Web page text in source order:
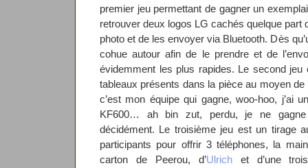
premier jeu permettant de gagner un
retrouver deux logos LG cachés quelque part
photo et de les envoyer via Bluetooth. Dès
cohue autour afin de le prendre et de
évidemment les plus rapides. Le second jeu
tableaux présents dans la pièce au moyen
c’est mon équipe qui gagne, woo-hoo, j’ai
KF600… ah bin zut, perdu, je ne
décidément. Le troisième jeu est un tirage
participants pour offrir 3 téléphones, la
carton de Peerou, d’Ulrichet d’une